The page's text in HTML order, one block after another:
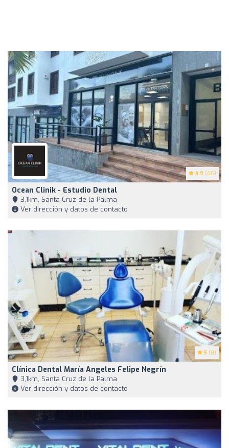
4.9 (66)
Ocean Clinik - Estudio Dental
3,1km, Santa Cruz de la Palma
Ver dirección y datos de contacto
5 (8)
Clínica Dental María Angeles Felipe Negrín
3,1km, Santa Cruz de la Palma
Ver dirección y datos de contacto